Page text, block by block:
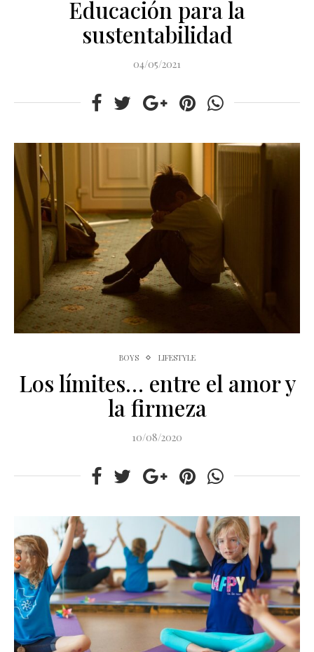
Educación para la
sustentabilidad
04/05/2021
BOYS LIFESTYLE
Los límites… entre el amor y
la firmeza
10/08/2020